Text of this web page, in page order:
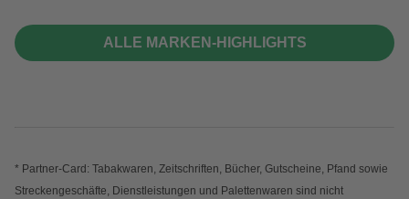
ALLE MARKEN-HIGHLIGHTS
* Partner-Card: Tabakwaren, Zeitschriften, Bücher, Gutscheine, Pfand sowie
Streckengeschäfte, Dienstleistungen und Palettenwaren sind nicht